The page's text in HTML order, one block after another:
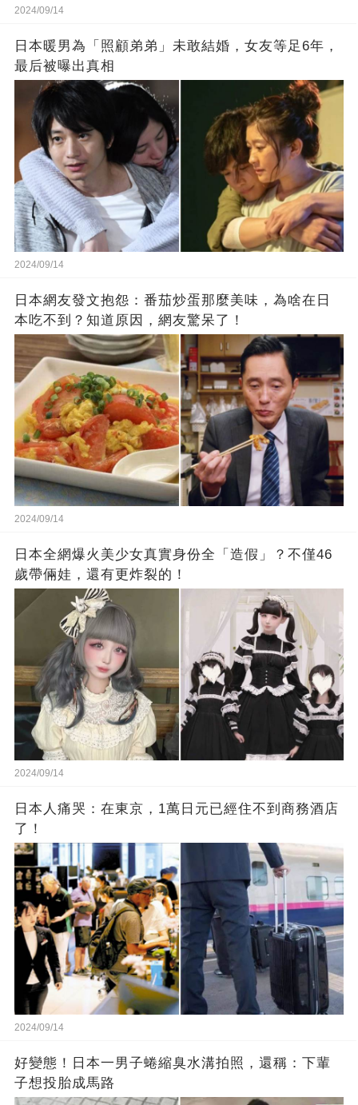
2024/09/14
日本暖男為「照顧弟弟」未敢結婚，女友等足6年，
最后被曝出真相
2024/09/14
日本網友發文抱怨：番茄炒蛋那麼美味，為啥在日
本吃不到？知道原因，網友驚呆了！
2024/09/14
日本全網爆火美少女真實身份全「造假」？不僅46
歲帶倆娃，還有更炸裂的！
2024/09/14
日本人痛哭：在東京，1萬日元已經住不到商務酒店
了！
2024/09/14
好變態！日本一男子蜷縮臭水溝拍照，還稱：下輩
子想投胎成馬路